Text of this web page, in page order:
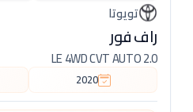
تويوتا
راف فور
2.0 LE 4WD CVT AUTO
2020